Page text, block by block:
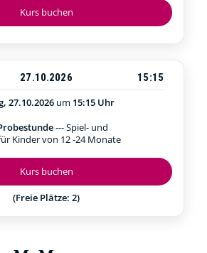
Kurs buchen
Kurs buchen
(Freie Plätze: 2)
27.10.2026
15:15
27.10.2026 um 15:15 Uhr
--- Spiel- und
Kinder von 12 -24 Monate